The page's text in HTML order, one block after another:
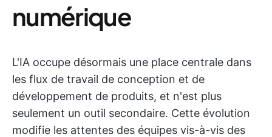
numérique
L'IA occupe désormais une place centrale dans
les flux de travail de conception et de
développement de produits, et n'est plus
seulement un outil secondaire. Cette évolution
modifie les attentes des équipes vis-à-vis des